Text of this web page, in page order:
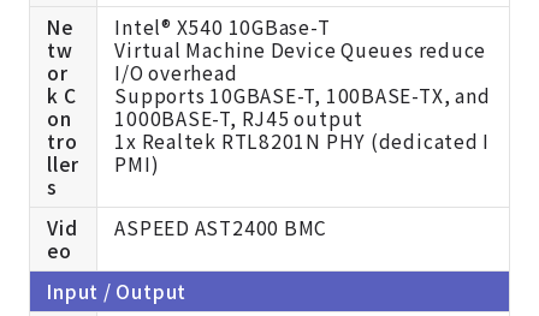
Ne
tw
or
k C
on
tro
ller
s
Intel® X540 10GBase-T
Virtual Machine Device Queues reduce
I/O overhead
Supports 10GBASE-T, 100BASE-TX, and
1000BASE-T, RJ45 output
1x Realtek RTL8201N PHY (dedicated I
PMI)
Vid
eo
ASPEED AST2400 BMC
Input / Output